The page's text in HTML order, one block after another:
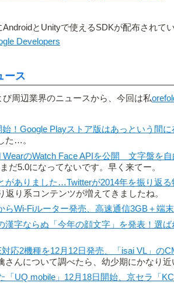
AndroidとUnityで使えるSDKが配布されて
Developers
ース
周辺業界のニュースから、今回は私
始！Google Playストア版はあっという間
た…。
WearのWatch Face APIを公開 文字盤を
だ5.0になってないです。早く来てー。
がありました…Twitterが2014年を振り返
返り系コンテンツが増えてきましたね。
らWi-Fiルーター発売、高速通信3GB＋端
漢字ならぬ「今年の顔文字」を発表！選
対応2機種を12月12日発売、「isai VL」の
さんについて調べたら、幼少期にかなり
「UQ mobile」12月18日開始、京セラ「